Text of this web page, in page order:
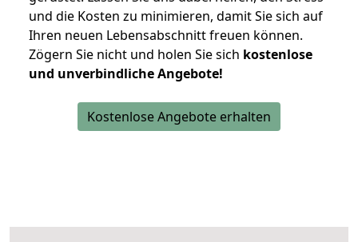
und die Kosten zu minimieren, damit Sie sich auf
Ihren neuen Lebensabschnitt freuen können.
Zögern Sie nicht und holen Sie sich kostenlose
und unverbindliche Angebote!
Kostenlose Angebote erhalten